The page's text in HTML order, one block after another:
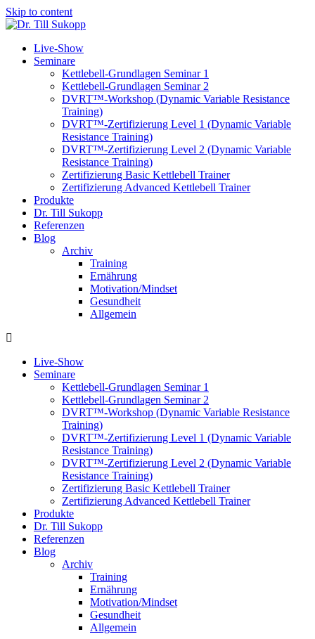
Skip to content
Live-Show
Seminare
Kettlebell-Grundlagen Seminar 1
Kettlebell-Grundlagen Seminar 2
DVRT™-Workshop (Dynamic Variable Resistance
Training)
DVRT™-Zertifizierung Level 1 (Dynamic Variable
Resistance Training)
DVRT™-Zertifizierung Level 2 (Dynamic Variable
Resistance Training)
Zertifizierung Basic Kettlebell Trainer
Zertifizierung Advanced Kettlebell Trainer
Produkte
Dr. Till Sukopp
Referenzen
Blog
Archiv
Training
Ernährung
Motivation/Mindset
Gesundheit
Allgemein
Live-Show
Seminare
Kettlebell-Grundlagen Seminar 1
Kettlebell-Grundlagen Seminar 2
DVRT™-Workshop (Dynamic Variable Resistance
Training)
DVRT™-Zertifizierung Level 1 (Dynamic Variable
Resistance Training)
DVRT™-Zertifizierung Level 2 (Dynamic Variable
Resistance Training)
Zertifizierung Basic Kettlebell Trainer
Zertifizierung Advanced Kettlebell Trainer
Produkte
Dr. Till Sukopp
Referenzen
Blog
Archiv
Training
Ernährung
Motivation/Mindset
Gesundheit
Allgemein